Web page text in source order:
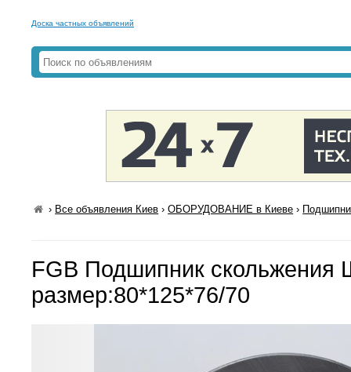
Доска частных объявлений
› Все объявления Киев ›ОБОРУДОВАНИЕ в Киеве ›
FGB Подшипник
размер:80*125*76/70